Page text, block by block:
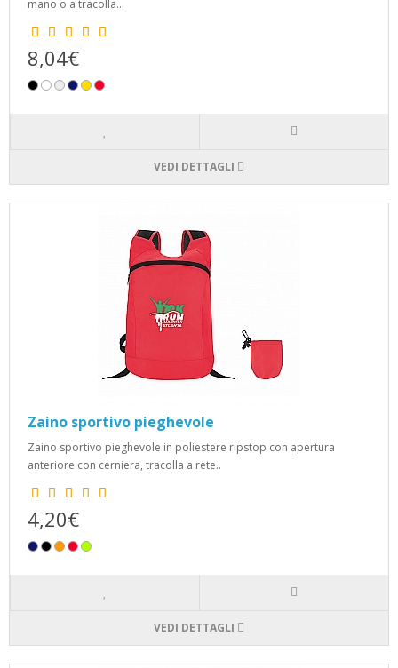
mano o a tracolla...
8,04€
VEDI DETTAGLI
Zaino sportivo pieghevole
Zaino sportivo pieghevole in poliestere ripstop con apertura
anteriore con cerniera, tracolla a rete..
4,20€
VEDI DETTAGLI